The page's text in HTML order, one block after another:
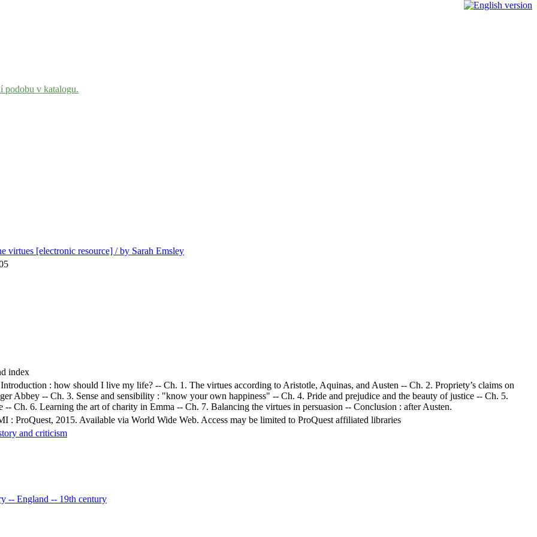
podobu v katalogu.
virtues [electronic resource] / by Sarah Emsley
index
Introduction : how should I live my life? -- Ch. 1. The virtues according to Aristotle, Aquinas, and Austen -- Ch. 2. Propriety’s claims on
Abbey -- Ch. 3. Sense and sensibility : "know your own happiness" -- Ch. 4. Pride and prejudice and the beauty of justice -- Ch. 5.
-- Ch. 6. Learning the art of charity in Emma -- Ch. 7. Balancing the virtues in persuasion -- Conclusion : after Austen.
: ProQuest, 2015. Available via World Wide Web. Access may be limited to ProQuest affiliated libraries
and criticism
-- England -- 19th century